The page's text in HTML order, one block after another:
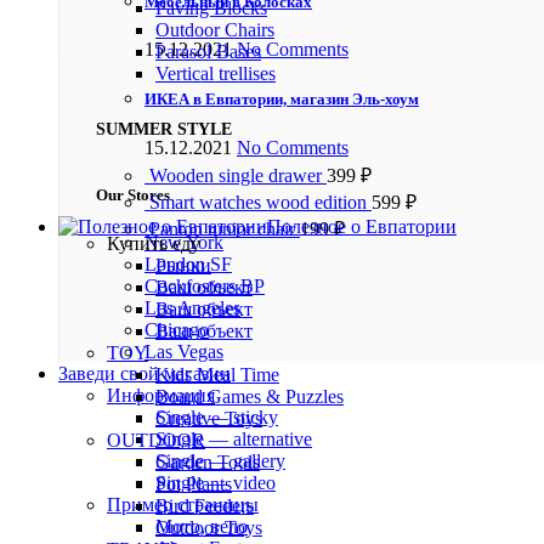
15.12.2021 No Comments
ИКЕА в Евпатории, магазин Эль-хоум
15.12.2021 No Comments
Our Stores
New York
London SF
Cockfosters BP
Los Angeles
Chicago
Las Vegas
Заведи свой магазин
Информация
Single — sticky
Single — alternative
Single — gallery
Single — video
Пример страницы
Мото, вело
Paving Blocks
Outdoor Chairs
Parasol Bases
Vertical trellises
SUMMER STYLE
Wooden single drawer399 ₽
Smart watches wood edition 599 ₽
Panton tunior chair199₽
Полезное о Евпатории
Купить еду
Рынки
Ваш объект
Ваш объект
Ваш объект
TOY
Kids Meal Time
Board Games & Puzzles
Creative Toys
OUTDOOR
Garden Tools
Pot Plants
Bird Feeders
Outdoor Toys